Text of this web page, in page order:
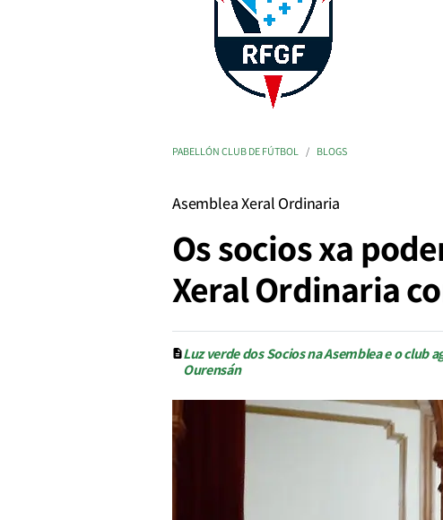
PABELLÓN CLUB DE FÚTBOL BLOGS
Asemblea Xeral Ordinaria
Os socios xa
Xeral Ordinaria
Luz verde dos Socios na Asemblea e o club
Ourensán